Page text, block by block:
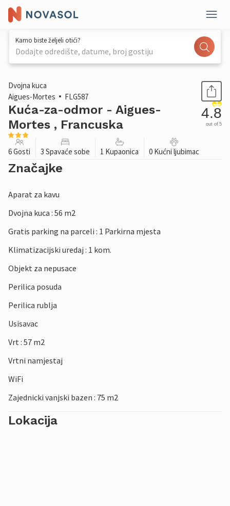
Kamo biste željeli otići?
Dodajte odredište, datume, broj gostiju
1 / 33
Dvojna kuca
Aigues-Mortes
FLG587
Kuća-za-odmor - Aigues-
Mortes , Francuska
4.8
out of 5
6 Gosti 3 Spavaće sobe 1 Kupaonica 0 Kućni ljubimac
Značajke
Aparat za kavu
Dvojna kuca : 56 m2
Gratis parking na parceli : 1 Parkirna mjesta
Klimatizacijski uredaj : 1 kom.
Objekt za nepusace
Perilica posuda
Perilica rublja
Usisavac
Vrt : 57 m2
Vrtni namjestaj
WiFi
Zajednicki vanjski bazen : 75 m2
Lokacija